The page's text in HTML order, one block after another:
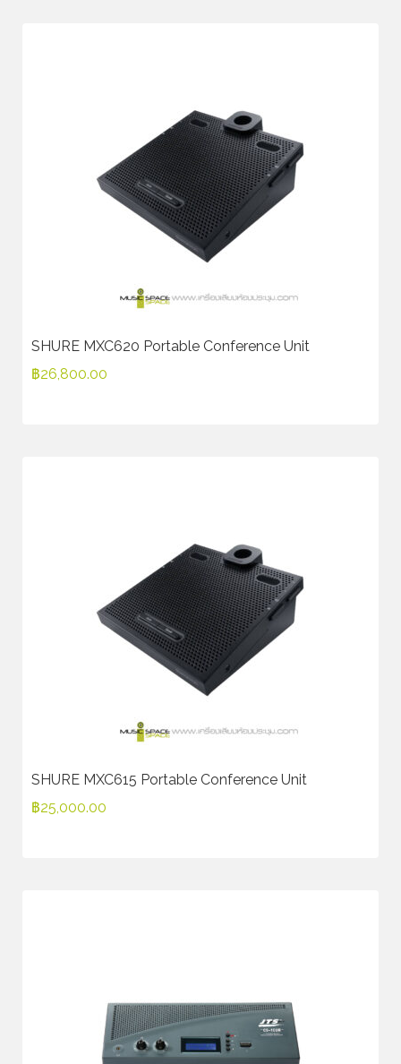
SHURE MXC620 Portable Conference Unit
฿26,800.00
SHURE MXC615 Portable Conference Unit
฿25,000.00